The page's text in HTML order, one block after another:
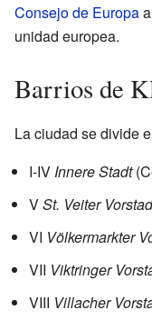
Consejo de Europa
unidad europea.
Barrios de
La ciudad se divide
I-IV Innere Stadt
VSt. Veiter
VI Völkermarkter
VII Viktringer
VIII Villacher